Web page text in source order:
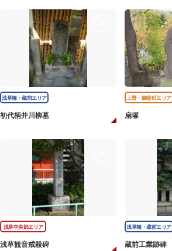
浅草橋・蔵前エリア
初代柄井川柳墓
上野・御徒町エリア
扇塚
浅草中央部エリア
浅草観音戒殺碑
浅草橋・蔵前エリア
蔵前工業跡碑